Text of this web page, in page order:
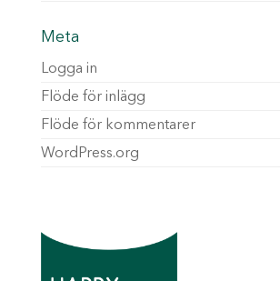
Meta
Logga in
Flöde för inlägg
Flöde för kommentarer
WordPress.org